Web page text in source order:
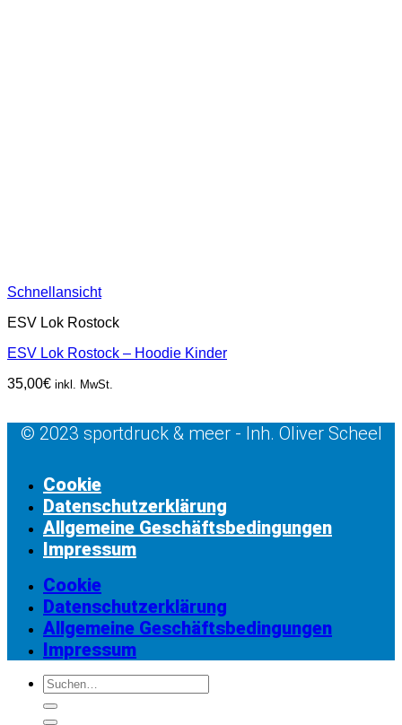
Schnellansicht
ESV Lok Rostock
ESV Lok Rostock – Hoodie Kinder
35,00€ inkl. MwSt.
© 2023 sportdruck & meer - Inh. Oliver Scheel
Cookie
Datenschutzerklärung
Allgemeine Geschäftsbedingungen
Impressum
Cookie
Datenschutzerklärung
Allgemeine Geschäftsbedingungen
Impressum
Suchen
nach: